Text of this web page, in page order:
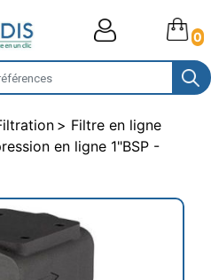
0
Filtre en ligne
en ligne 1"BSP -